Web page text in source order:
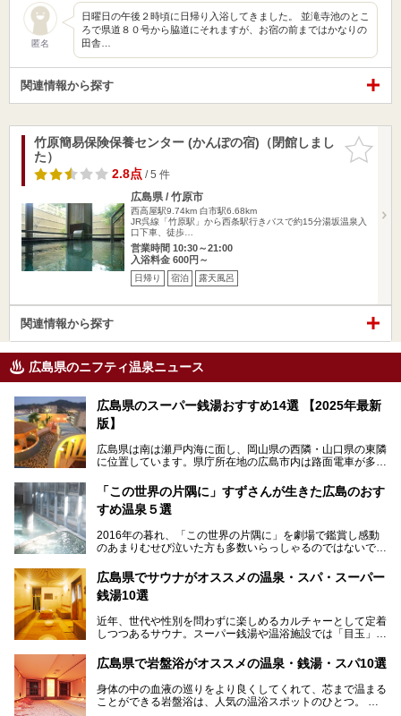
匿名
日曜日の午後２時頃に日帰り入浴してきました。 並滝寺池のとこ
ろで県道８０号から脇道にそれますが、お宿の前まではかなりの
田舎…
関連情報から探す
お気に入
りに追加
竹原簡易保険保養センター (かんぽの宿)（閉館しまし
た）
2.8点/ 5 件
広島県 / 竹原市
西高屋駅9.74km 白市駅6.68km
JR呉線「竹原駅」から西条駅行きバスで約15分湯坂温泉入
口下車、徒歩…
営業時間 10:30～21:00
入浴料金 600円～
日帰り 宿泊 露天風呂
関連情報から探す
広島県のニフティ温泉ニュース
広島県のスーパー銭湯おすすめ14選 【2025年最新
版】
広島県は南は瀬戸内海に面し、岡山県の西隣・山口県の東隣
に位置しています。県庁所在地の広島市内は路面電車が多数
厳島神社と原爆ドームの2つの世界文化遺産があり、年間を
通して多数の観光客が訪れます。工業都市として栄えた呉市
や、坂の町・尾道市など、ゆっくり訪れたい町や観光スポッ
モン、全国にファンが多い広島風お好み焼きなどのグルメも
充実。
銭湯をご紹介します。
「この世界の片隅に」すずさんが生きた広島のおす
すめ温泉５選
2016年の暮れ、「この世界の片隅に」を劇場で鑑賞し感動
のあまりむせび泣いた方も多数いらっしゃるのではないでし
あの夏のヒロシマを生きた主人公すずさんの笑顔が、今もど
こかに輝きつづけていることをふと思い浮かべます。
そんな映画の舞台となった広島県呉市を中心に、広島のおす
広島県でサウナがオススメの温泉・スパ・スーパー
銭湯10選
近年、世代や性別を問わずに楽しめるカルチャーとして定着
しつつあるサウナ。スーパー銭湯や温浴施設では「目玉」と
わりと身体の内部を温めて発汗を促すサウナは、リフレッシ
ュ効果はもちろん、代謝が高まり健康や美容にも良い影響が
期待されます。今回はそんなサウナにこだわった、広島県内
のオススメ温泉・銭湯・スパ10ヶ所を紹介させていただき
ます。
広島県で岩盤浴がオススメの温泉・銭湯・スパ10選
身体の中の血液の巡りをより良くしてくれて、芯まで温まる
ことができる岩盤浴は、人気の温浴スポットのひとつ。